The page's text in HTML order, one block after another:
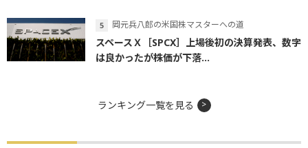
岡元兵八郎の米国株マスターへの道
スペースＸ［SPCX］上場後初の決算発表、数字
は良かったが株価が下落...
ランキング一覧を見る